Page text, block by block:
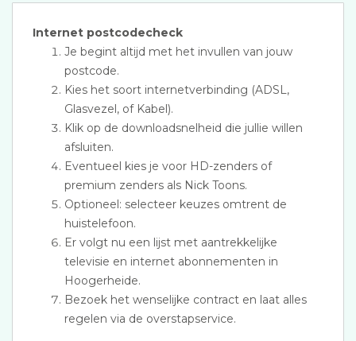
Internet postcodecheck
Je begint altijd met het invullen van jouw
postcode.
Kies het soort internetverbinding (ADSL,
Glasvezel, of Kabel).
Klik op de downloadsnelheid die jullie willen
afsluiten.
Eventueel kies je voor HD-zenders of
premium zenders als Nick Toons.
Optioneel: selecteer keuzes omtrent de
huistelefoon.
Er volgt nu een lijst met aantrekkelijke
televisie en internet abonnementen in
Hoogerheide.
Bezoek het wenselijke contract en laat alles
regelen via de overstapservice.